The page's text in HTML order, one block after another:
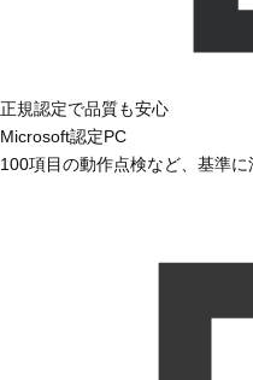
正規認定で品質も安心
Microsoft認定PC
100項目の動作点検など、基準